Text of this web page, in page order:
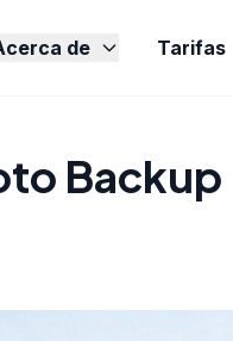
de Tarifas
Backup